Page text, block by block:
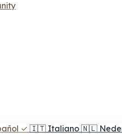
✓ 🇮🇹 Italiano 🇳🇱